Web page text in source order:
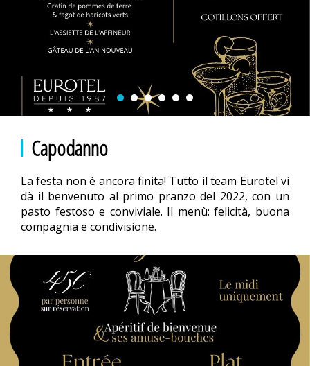
Capodanno
La festa non è ancora finita! Tutto il team Eurotel vi
dà il benvenuto al primo pranzo del 2022, con un
pasto festoso e conviviale. Il menù: felicità, buona
compagnia e condivisione.